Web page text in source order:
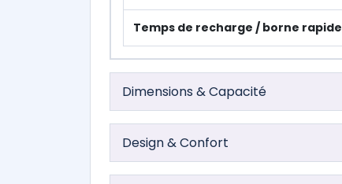
Temps de recharge / borne rapide
Dimensions & Capacité
Design & Confort